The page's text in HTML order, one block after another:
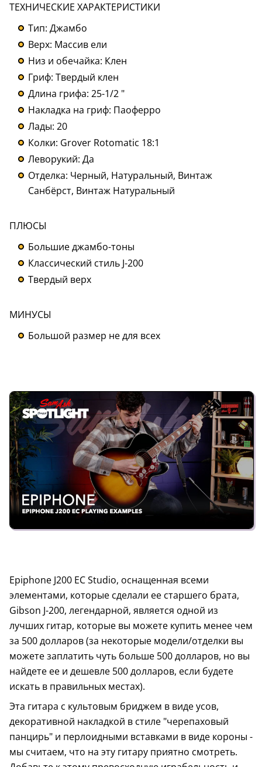
ТЕХНИЧЕСКИЕ ХАРАКТЕРИСТИКИ
Тип: Джамбо
Верх: Массив ели
Низ и обечайка: Клен
Гриф: Твердый клен
Длина грифа: 25-1/2 "
Накладка на гриф: Паоферро
Лады: 20
Колки: Grover Rotomatic 18:1
Леворукий: Да
Отделка: Черный, Натуральный, Винтаж
Санбёрст, Винтаж Натуральный
ПЛЮСЫ
Большие джамбо-тоны
Классический стиль J-200
Твердый верх
МИНУСЫ
Большой размер не для всех
Epiphone J200 EC Studio, оснащенная всеми
элементами, которые сделали ее старшего брата,
Gibson J-200, легендарной, является одной из
лучших гитар, которые вы можете купить менее чем
за 500 долларов (за некоторые модели/отделки вы
можете заплатить чуть больше 500 долларов, но вы
найдете ее и дешевле 500 долларов, если будете
искать в правильных местах).
Эта гитара с культовым бриджем в виде усов,
декоративной накладкой в стиле "черепаховый
панцирь" и перлоидными вставками в виде короны -
мы считаем, что на эту гитару приятно смотреть.